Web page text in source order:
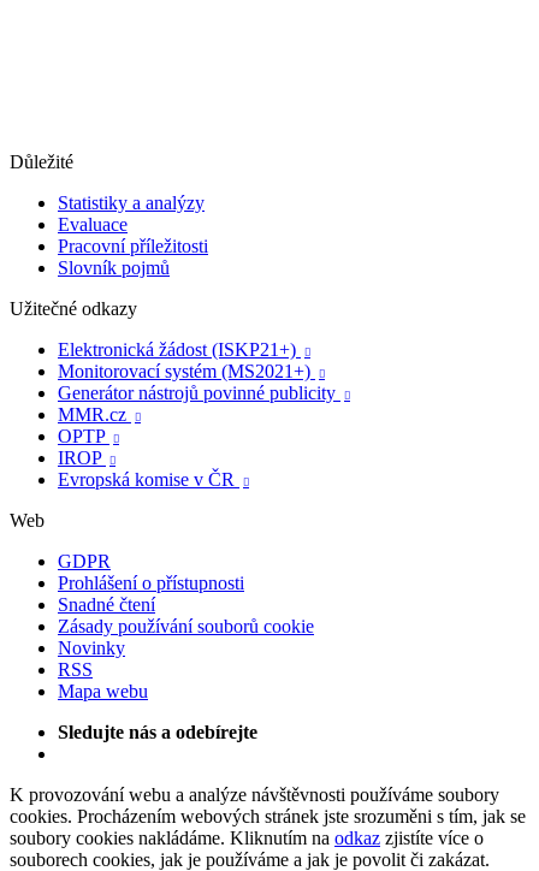
Důležité
Statistiky a analýzy
Evaluace
Pracovní příležitosti
Slovník pojmů
Užitečné odkazy
Elektronická žádost (ISKP21+)

Monitorovací systém (MS2021+) 
Generátor nástrojů povinné publicity 
MMR.cz 
OPTP 
IROP 
Evropská komise v ČR 
Web
GDPR
Prohlášení o přístupnosti
Snadné čtení
Zásady používání souborů cookie
Novinky
RSS
Mapa webu
Sledujte nás a odebírejte
K provozování webu a analýze návštěvnosti používáme soubory
cookies. Procházením webových stránek jste srozuměni s tím, jak se
soubory cookies nakládáme. Kliknutím na odkaz zjistíte více o
souborech cookies, jak je používáme a jak je povolit či zakázat.